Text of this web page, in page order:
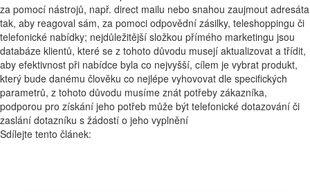
za pomocí nástrojů, např. direct mailu nebo snahou zaujmout adresáta
tak, aby reagoval sám, za pomoci odpovědní zásilky, teleshoppingu či
telefonické nabídky; nejdůležitější složkou přímého marketingu jsou
databáze klientů, které se z tohoto důvodu musejí aktualizovat a třídit,
aby efektivnost při nabídce byla co nejvyšší, cílem je vybrat produkt,
který bude danému člověku co nejlépe vyhovovat dle specifických
parametrů, z tohoto důvodu musíme znát potřeby zákazníka,
podporou pro získání jeho potřeb může být telefonické dotazování či
zaslání dotazníku s žádostí o jeho vyplnění
Sdílejte tento článek: